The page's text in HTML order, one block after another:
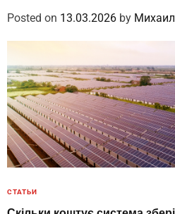
Posted on 13.03.2026 by
СТАТЬИ